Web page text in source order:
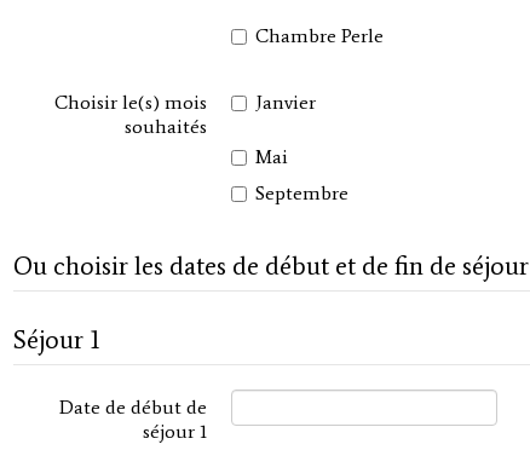
Chambre Perle
Choisir le(s) mois
souhaités
Janvier
Mai
Septembre
Ou choisir les dates de début et de fin de séjour
Séjour 1
Date de début de
séjour 1